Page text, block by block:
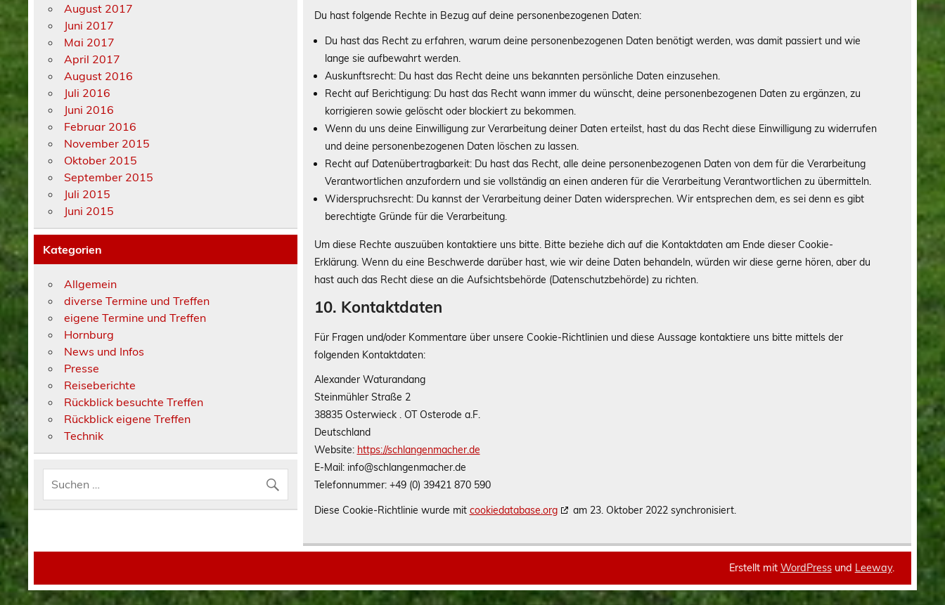
Du hast folgende Rechte in Bezug auf deine personenbezogenen Daten:
Du hast das Recht zu erfahren, warum deine personenbezogenen Daten benötigt werden, was damit passiert und wie
lange sie aufbewahrt werden.
Auskunftsrecht: Du hast das Recht deine uns bekannten persönliche Daten einzusehen.
Recht auf Berichtigung: Du hast das Recht wann immer du wünscht, deine personenbezogenen Daten zu ergänzen, zu
korrigieren sowie gelöscht oder blockiert zu bekommen.
Wenn du uns deine Einwilligung zur Verarbeitung deiner Daten erteilst, hast du das Recht diese Einwilligung zu widerrufen
und deine personenbezogenen Daten löschen zu lassen.
Recht auf Datenübertragbarkeit: Du hast das Recht, alle deine personenbezogenen Daten von dem für die Verarbeitung
Verantwortlichen anzufordern und sie vollständig an einen anderen für die Verarbeitung Verantwortlichen zu übermitteln.
Widerspruchsrecht: Du kannst der Verarbeitung deiner Daten widersprechen. Wir entsprechen dem, es sei denn es gibt
berechtigte Gründe für die Verarbeitung.
Um diese Rechte auszuüben kontaktiere uns bitte. Bitte beziehe dich auf die Kontaktdaten am Ende dieser Cookie-
Erklärung. Wenn du eine Beschwerde darüber hast, wie wir deine Daten behandeln, würden wir diese gerne hören, aber du
hast auch das Recht diese an die Aufsichtsbehörde (Datenschutzbehörde) zu richten.
10. Kontaktdaten
Für Fragen und/oder Kommentare über unsere Cookie-Richtlinien und diese Aussage kontaktiere uns bitte mittels der
folgenden Kontaktdaten:
Alexander Waturandang
Steinmühler Straße 2
38835 Osterwieck . OT Osterode a.F.
Deutschland
Website: https://schlangenmacher.de
E-Mail: info@schlangenmacher.de
Telefonnummer: +49 (0) 39421 870 590
Diese Cookie-Richtlinie wurde mit cookiedatabase.org am 23. Oktober 2022 synchronisiert.
August 2017
Juni 2017
Mai 2017
April 2017
August 2016
Juli 2016
Juni 2016
Februar 2016
November 2015
Oktober 2015
September 2015
Juli 2015
Juni 2015
Kategorien
Allgemein
diverse Termine und Treffen
eigene Termine und Treffen
Hornburg
News und Infos
Presse
Reiseberichte
Rückblick besuchte Treffen
Rückblick eigene Treffen
Technik
Erstellt mit WordPressund Leeway.